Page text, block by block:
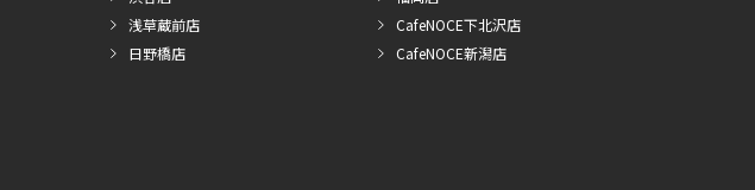
浅草蔵前店
日野橋店
CafeNOCE下北沢店
CafeNOCE新潟店